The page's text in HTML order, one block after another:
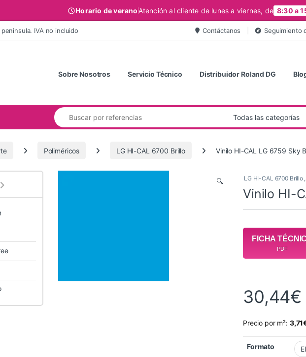
Horario de veranoAtención al cliente de lunes a viernes, de 8:30 a
IVA no incluido Contáctanos Seguimiento
Sobre Nosotros Servicio Técnico Distribuidor Roland DG
Buscar:
Poliméricos LG HI-CAL 6700 Brillo Vinilo HI-CAL LG 6759 Sky
🔍 LG HI-CAL 6700 Brillo ,
Vinilo HI-
FICHA
PDF
30,44€
Precio por m²: 3,71
Formato